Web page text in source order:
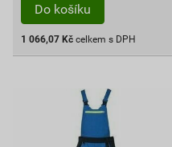
Do košíku
1 066,07 Kč celkem s DPH